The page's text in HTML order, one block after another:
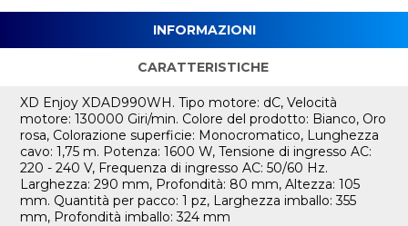
INFORMAZIONI
CARATTERISTICHE
XD Enjoy XDAD990WH. Tipo motore: dC, Velocità
motore: 130000 Giri/min. Colore del prodotto: Bianco, Oro
rosa, Colorazione superficie: Monocromatico, Lunghezza
cavo: 1,75 m. Potenza: 1600 W, Tensione di ingresso AC:
220 - 240 V, Frequenza di ingresso AC: 50/60 Hz.
Larghezza: 290 mm, Profondità: 80 mm, Altezza: 105
mm. Quantità per pacco: 1 pz, Larghezza imballo: 355
mm, Profondità imballo: 324 mm